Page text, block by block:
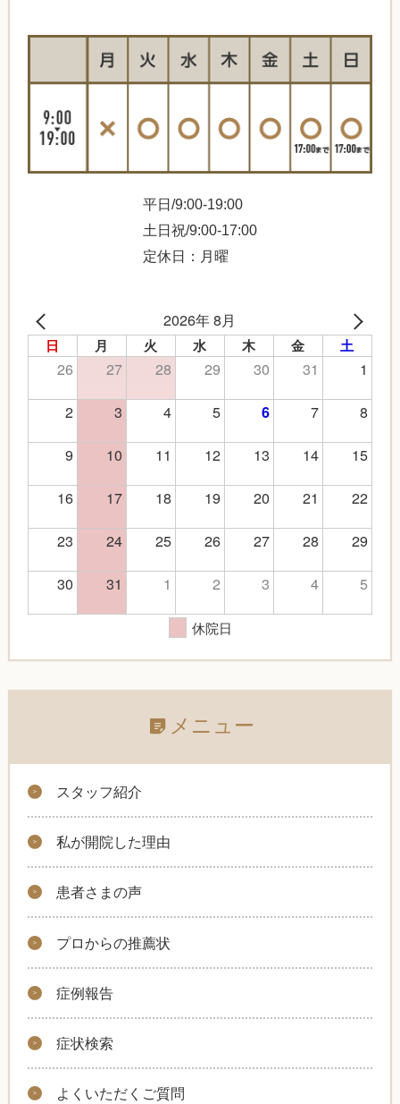
平日/9:00-19:00
土日祝/9:00-17:00
定休日：月曜
2026年 8月
日 月 火 水 木 金 土
26 27 28 29 30 31
1
2
3 4 5 6 7
8
9
10 11 12 13 14
15
16
17 18 19 20 21
22
23
24 25 26 27 28
29
30
31 1 2 3 4 5
休院日
メニュー
スタッフ紹介
私が開院した理由
患者さまの声
プロからの推薦状
症例報告
症状検索
よくいただくご質問